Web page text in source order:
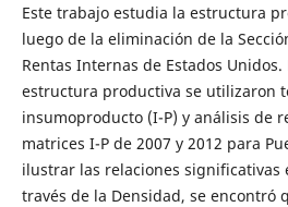
Este trabajo estudia la estructura
luego de la eliminación de la
Rentas Internas de Estados
estructura productiva se utilizaron
insumoproducto (I-P) y análisis de
matrices I-P de 2007 y 2012 para
ilustrar las relaciones significativas
través de la Densidad, se encontró